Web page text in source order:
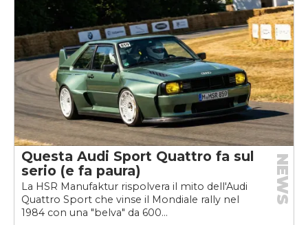
Questa Audi Sport Quattro fa sul
serio (e fa paura)
La HSR Manufaktur rispolvera il mito dell'Audi
Quattro Sport che vinse il Mondiale rally nel
1984 con una "belva" da 600...
NEWS